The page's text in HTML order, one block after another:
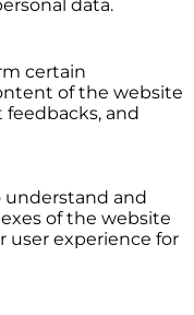
data.
certain
of the website
and
understand and
of the website
user experience for